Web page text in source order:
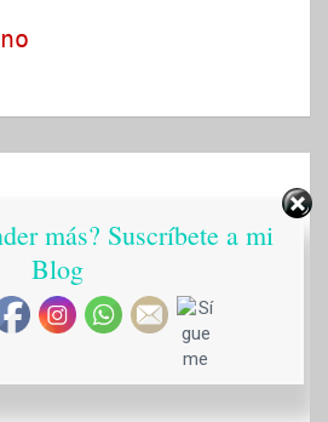
más? Suscríbete a mi
Blog